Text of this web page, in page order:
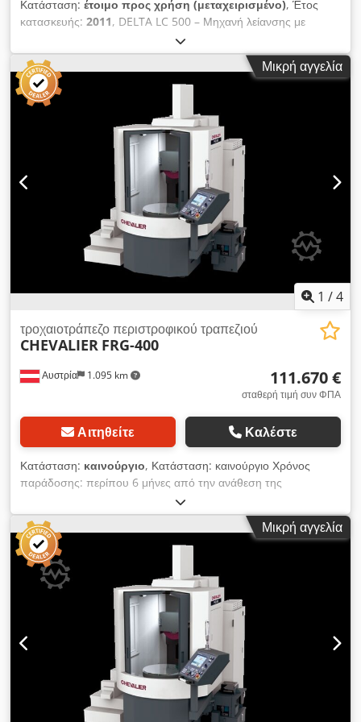
Κατάσταση: έτοιμο προς χρήση (μεταχειρισμένο), Έτος
κατασκευής: 2011, DELTA LC 500 – Μηχανή λείανσης με
περιστρεφόμενο τραπέζι - Σήμανση CE - Έτος κατασκευής
2011 - Μαγνητική πλάκα – Περιστρεφόμενο τραπέζι 500 mm -
Μέγιστη διάμετρος λείανσης 500 mm - Απόσταση μεταξύ της
κολόνας και του άξονα του άξονα λείανσης 315 mm - Μέγιστο
ύψος λείανσης – μαγνητική πλάκα συγκράτησης – δίσκος
λείανσης 215 mm - Ταχύτητα περιστροφής του άξονα λείανσης
2840 στροφές/λεπτό - Ακριβής ρύθμιση μέσω μικρομέτρου
0,01 mm - Αρχική ρύθμιση (ρύθμιση ύψους) με
ηλεκτροκινητήρα μέσω πληκτρολογίου - Κινητήρας άξονα 3 kW
- Διαστάσεις του κυλινδρικού δίσκου 200x80x78 mm -
Κάλυμμα μηχανήματος - Σύστημα ψύξης Dcedpjzkvz Nsfx
Afpok - Τεχνική τεκμηρίωση Διαστάσεις: Μ x Π x Υ 1,3 x 0,8 x
1,8 μέτρα / Βάρος 800 kg Διατηρούμε το δικαίωμα διόρθωσης
τυχόν λαθών / σφαλμάτων εισαγωγής.
Μικρή αγγελία
1 /4
Αυστρία 1.095 km
τροχαιοτράπεζο περιστροφικού τραπεζιού
CHEVALIER FRG-400
111.670 €
σταθερή τιμή συν ΦΠΑ
Αιτηθείτε Καλέστε
Κατάσταση: καινούργιο, Κατάσταση: καινούργιο Χρόνος
παράδοσης: περίπου 6 μήνες από την ανάθεση της
παραγγελίας Χώρα προέλευσης: Ταϊβάν Dcedswiq U Ropfx
Afpok Τιμή: 111.670 € Μηνιαία δόση leasing: 2.110,56 €
Μήκος λείανσης: 400 mm Απόσταση άξονα - τραπεζιού: 500
mm Τραπέζι: 400 mm Μέγ. ακτίνα λείανσης: 225 mm
Ηλεκτρομαγνητική πλάκα σύσφιξης: 400 mm Μέγ. βάρος
κατεργαζόμενου τεμαχίου: 50 kg Αυτόματη κάθετη προώθηση:
450 mm Ταχύτητα άξονα (στροφές): 500 - 2.200 σ.α.λ.
Κινητήρας άξονα: 5,5 kW Συνολική ισχύς σύνδεσης: 19 kW
Μήκος: 2.800 mm Πλάτος: 2.800 mm Ύψος: 2.610 mm
Διαστάσεις μεταφοράς: 2.850 x 2.000 x 2.470 mm Βάρος:
3.450 kg Διαστάσεις τροχού λείανσης: Dm. 355 x 38 x Dm.
127 mm Ελάχιστη εισαγωγή: 0,001 mm Σεβροκινητήρες
προώθησης Y/Z: 1,7 kW Κινητήρας περιστρεφόμενου
Μικρή αγγελία